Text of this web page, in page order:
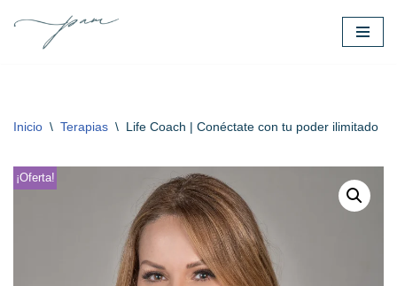
Saltar
Inicio \ Terapias \ Life Coach | Conéctate con tu poder ilimitado
¡Oferta!